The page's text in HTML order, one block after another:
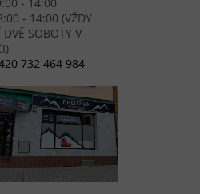
- 14:00 (VŽDY
DVĚ SOBOTY V
732 464 984